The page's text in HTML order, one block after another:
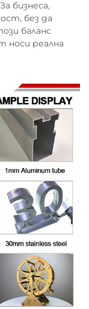
бизнеса,
без да
баланс
носи реална